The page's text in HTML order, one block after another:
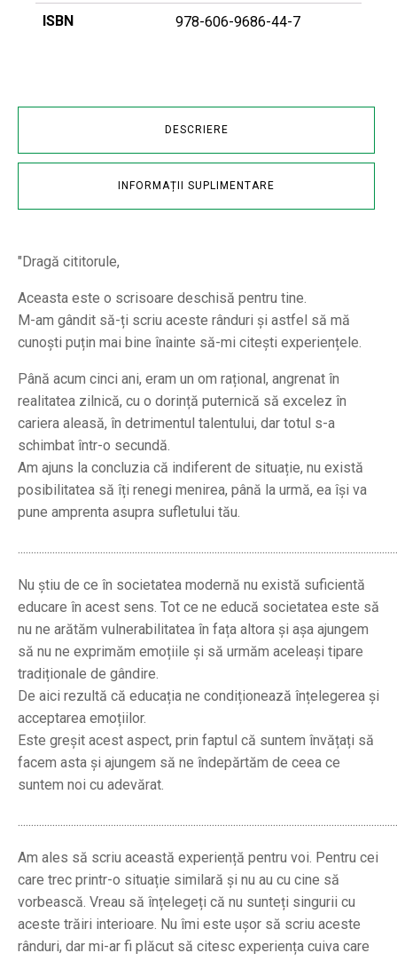
ISBN 978-606-9686-44-7
DESCRIERE
INFORMAȚII SUPLIMENTARE
"Dragă cititorule,
Aceasta este o scrisoare deschisă pentru tine.
M-am gândit să-ți scriu aceste rânduri și astfel să mă
cunoști puțin mai bine înainte să-mi citești experiențele.
Până acum cinci ani, eram un om rațional, angrenat în
realitatea zilnică, cu o dorință puternică să excelez în
cariera aleasă, în detrimentul talentului, dar totul s-a
schimbat într-o secundă.
Am ajuns la concluzia că indiferent de situație, nu există
posibilitatea să îți renegi menirea, până la urmă, ea își va
pune amprenta asupra sufletului tău.
Nu știu de ce în societatea modernă nu există suficientă
educare în acest sens. Tot ce ne educă societatea este să
nu ne arătăm vulnerabilitatea în fața altora și așa ajungem
să nu ne exprimăm emoțiile și să urmăm aceleași tipare
tradiționale de gândire.
De aici rezultă că educația ne condiționează înțelegerea și
acceptarea emoțiilor.
Este greșit acest aspect, prin faptul că suntem învățați să
facem asta și ajungem să ne îndepărtăm de ceea ce
suntem noi cu adevărat.
Am ales să scriu această experiență pentru voi. Pentru cei
care trec printr-o situație similară și nu au cu cine să
vorbească. Vreau să înțelegeți că nu sunteți singurii cu
aceste trăiri interioare. Nu îmi este ușor să scriu aceste
rânduri, dar mi-ar fi plăcut să citesc experiența cuiva care